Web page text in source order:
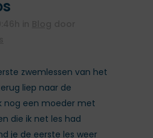
zwemlessen van het
liep naar de
nog een moeder met
die ik net les had
je de eerste les weer